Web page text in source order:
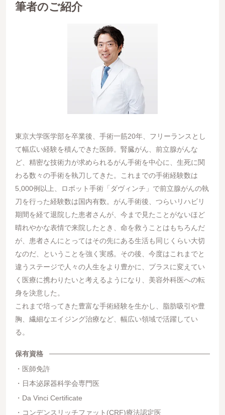
筆者のご紹介
東京大学医学部を卒業後、手術一筋20年、フリーランスとし
て幅広い経験を積んできた医師。腎臓がん、前立腺がんな
ど、精密な技術力が求められるがん手術を中心に、生死に関
わる数々の手術を執刀してきた。これまでの手術経験数は
5,000例以上、ロボット手術「ダヴィンチ」で前立腺がんの執
刀を行った経験数は国内有数。がん手術後、つらいリハビリ
期間を経て退院した患者さんが、今まで見たことがないほど
晴れやかな表情で来院したとき、命を救うことはもちろんだ
が、患者さんにとってはその先にある生活も同じくらい大切
なのだ、ということを強く実感。その後、今度はこれまでと
違うステージで人々の人生をより豊かに、プラスに変えてい
く医療に携わりたいと考えるようになり、美容外科医への転
身を決意した。
これまで培ってきた豊富な手術経験を生かし、脂肪吸引や豊
胸、繊細なエイジング治療など、幅広い領域で活躍してい
る。
保有資格
医師免許
日本泌尿器科学会専門医
Da Vinci Certificate
コンデンスリッチファット(CRF)療法認定医